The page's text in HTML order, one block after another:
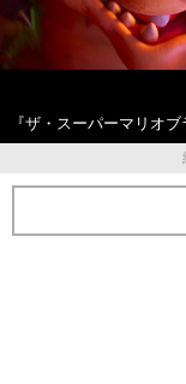
『ザ・スーパーマリオ